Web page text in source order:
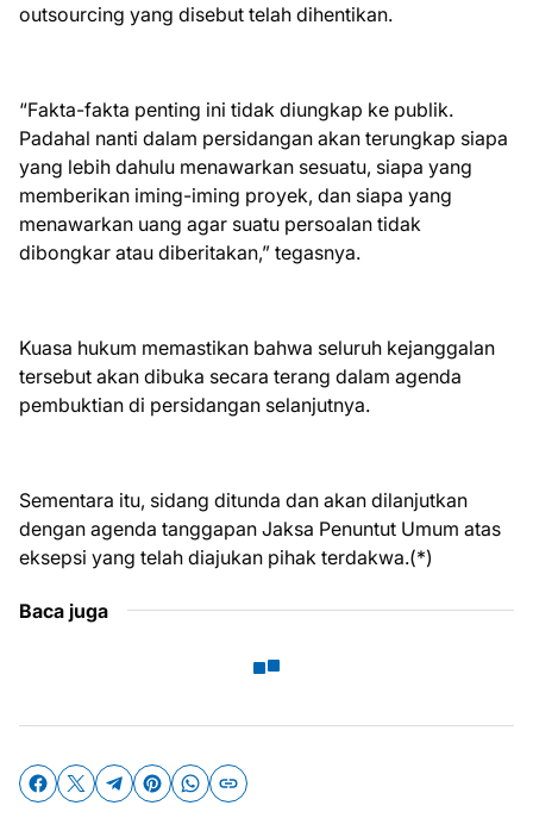
outsourcing yang disebut telah dihentikan.
“Fakta-fakta penting ini tidak diungkap ke publik.
Padahal nanti dalam persidangan akan terungkap siapa
yang lebih dahulu menawarkan sesuatu, siapa yang
memberikan iming-iming proyek, dan siapa yang
menawarkan uang agar suatu persoalan tidak
dibongkar atau diberitakan,” tegasnya.
Kuasa hukum memastikan bahwa seluruh kejanggalan
tersebut akan dibuka secara terang dalam agenda
pembuktian di persidangan selanjutnya.
Sementara itu, sidang ditunda dan akan dilanjutkan
dengan agenda tanggapan Jaksa Penuntut Umum atas
eksepsi yang telah diajukan pihak terdakwa.(*)
Baca juga